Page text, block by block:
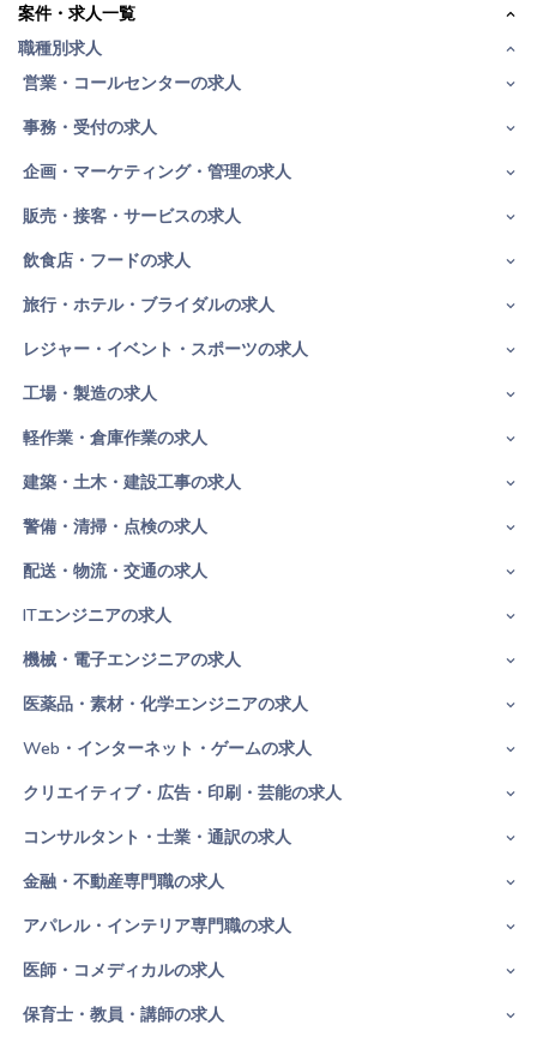
案件・求人一覧
職種別求人
営業・コールセンターの求人
事務・受付の求人
企画・マーケティング・管理の求人
販売・接客・サービスの求人
飲食店・フードの求人
旅行・ホテル・ブライダルの求人
レジャー・イベント・スポーツの求人
工場・製造の求人
軽作業・倉庫作業の求人
建築・土木・建設工事の求人
警備・清掃・点検の求人
配送・物流・交通の求人
ITエンジニアの求人
機械・電子エンジニアの求人
医薬品・素材・化学エンジニアの求人
Web・インターネット・ゲームの求人
クリエイティブ・広告・印刷・芸能の求人
コンサルタント・士業・通訳の求人
金融・不動産専門職の求人
アパレル・インテリア専門職の求人
医師・コメディカルの求人
保育士・教員・講師の求人